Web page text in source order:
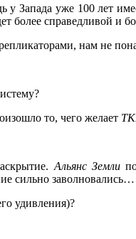
у Запада уже 100 лет
более справедливой и
нам не
то, чего желает
Альянс Земли
сильно заволновались…
удивления)?